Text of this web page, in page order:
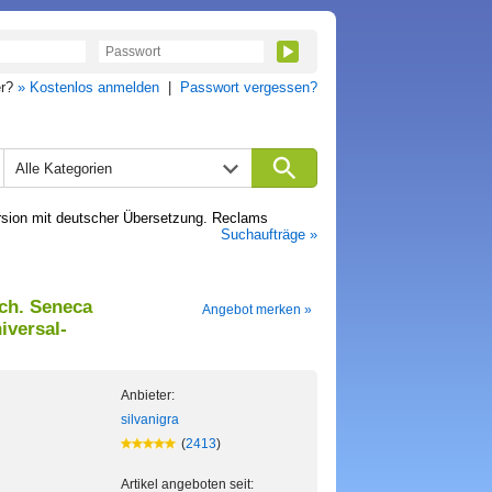
» Kostenlos anmelden Passwort vergessen?
Alle Kategorien
mit deutscher Übersetzung. Reclams
Suchaufträge »
Seneca
Angebot merken »
Anbieter:
silvanigra
(2413)
Artikel angeboten seit: